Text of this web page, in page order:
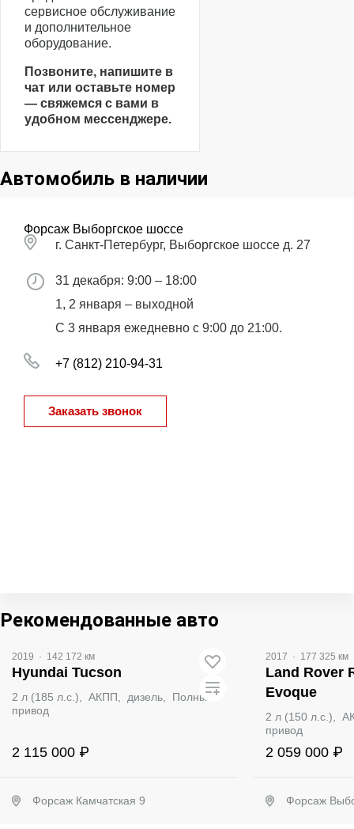
сервисное обслуживание
и дополнительное
оборудование.
Позвоните, напишите в
чат или оставьте номер
— свяжемся с вами в
удобном мессенджере.
Автомобиль в наличии
Форсаж Выборгское шоссе
г. Санкт-Петербург, Выборгское шоссе д. 27
31 декабря: 9:00 – 18:00
1, 2 января – выходной
С 3 января ежедневно с 9:00 до 21:00.
+7 (812) 210-94-31
Заказать звонок
Рекомендованные авто
2019 · 142 172 км
Hyundai Tucson
2 л (185 л.с.), АКПП, дизель, Полный
привод
2 115 000 ₽
Форсаж Камчатская 9
2017 · 177 325 км
Land Rover
Evoque
2 л (150 л.с.),
привод
2 059 000 ₽
Форсаж